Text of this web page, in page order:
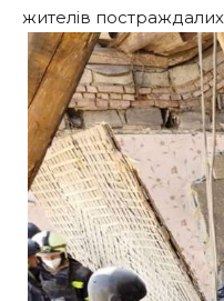
жителів постраждалих